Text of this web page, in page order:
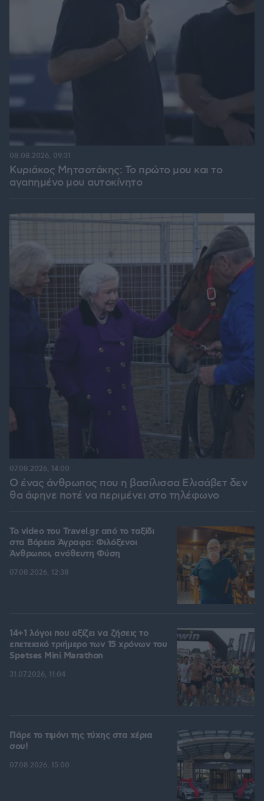
Κυριάκος Μητσοτάκης: Το πρώτο μου και το
αγαπημένο μου αυτοκίνητο
08.08.2026, 09:31
Ο ένας άνθρωπος που η βασίλισσα Ελισάβετ δεν
θα άφηνε ποτέ να περιμένει στο τηλέφωνο
07.08.2026, 14:00
To video του Travel.gr από το ταξίδι
στα Βόρεια Άγραφα: Φιλόξενοι
Άνθρωποι, ανόθευτη Φύση
07.08.2026, 12:38
14+1 λόγοι που αξίζει να ζήσεις το
επετειακό τριήμερο των 15 χρόνων του
Spetses Mini Marathon
31.07.2026, 11:04
Πάρε το τιμόνι της τύχης στα χέρια
σου!
07.08.2026, 15:00